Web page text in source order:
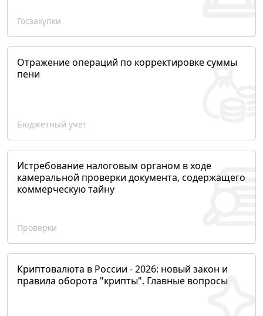
Госзакупки
Отражение операций по корректировке суммы
пени
Бюджетный учет
Истребование налоговым органом в ходе
камеральной проверки документа, содержащего
коммерческую тайну
Проверки
Криптовалюта в России - 2026: новый закон и
правила оборота "крипты". Главные вопросы